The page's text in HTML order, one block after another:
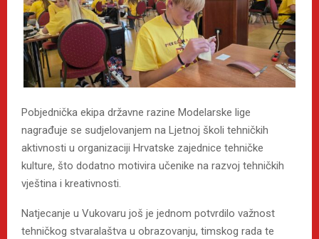
Pobjednička ekipa državne razine Modelarske lige
nagrađuje se sudjelovanjem na Ljetnoj školi tehničkih
aktivnosti u organizaciji Hrvatske zajednice tehničke
kulture, što dodatno motivira učenike na razvoj tehničkih
vještina i kreativnosti.
Natjecanje u Vukovaru još je jednom potvrdilo važnost
tehničkog stvaralaštva u obrazovanju, timskog rada te